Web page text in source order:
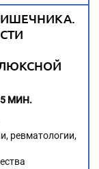
МИН.
ревматологии,